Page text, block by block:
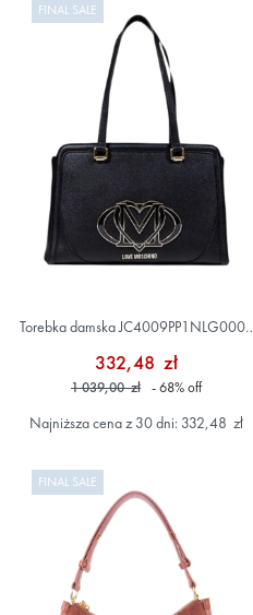
FINAL SALE
Torebka damska JC4009PP1NLG0000
332,48 zł
1 039,00 zł - 68%off
Najniższa cena z 30 dni: 332,48 zł
FINAL SALE